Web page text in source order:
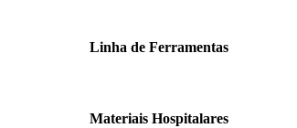
Linha de Ferramentas
Materiais Hospitalares